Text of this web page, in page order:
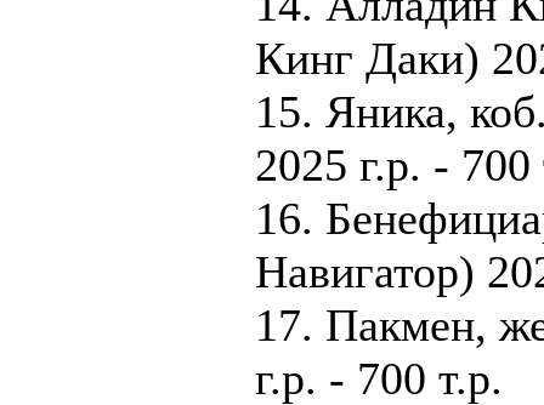
Кинг Даки)
15. Яника,
2025 г.р. - 700
16.
Навигатор)
17. Пакмен,
г.р. - 700 т.р.